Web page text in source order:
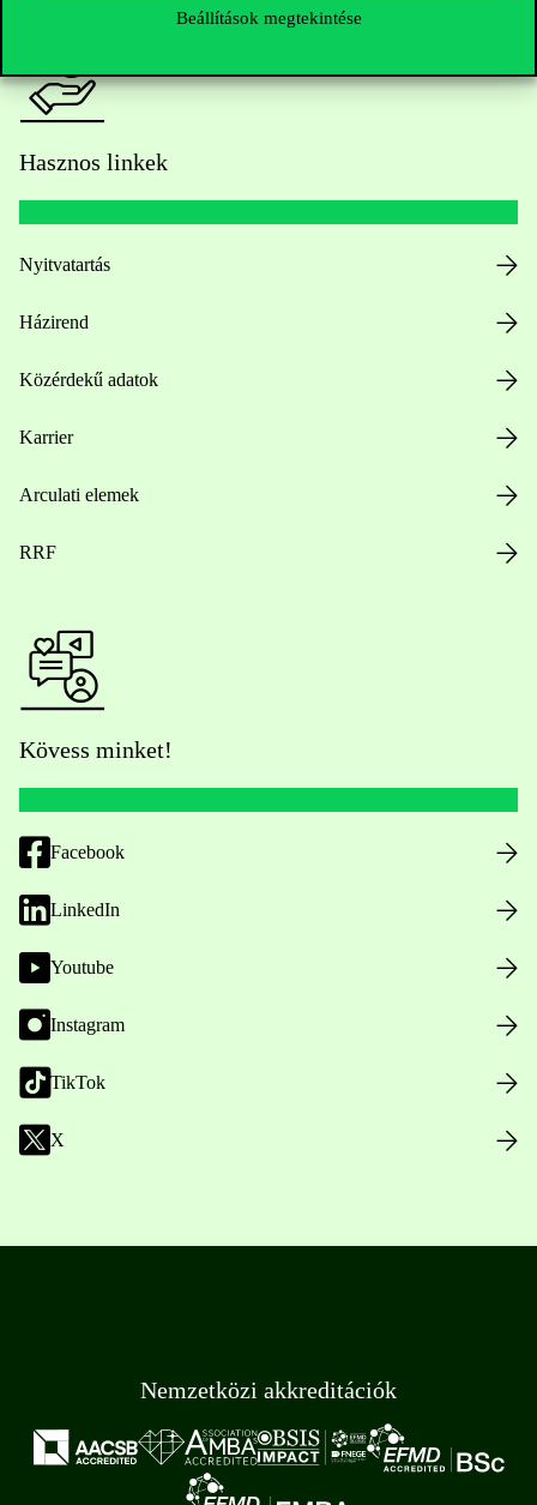
Beállítások megtekintése
Hasznos linkek
Nyitvatartás
Házirend
Közérdekű adatok
Karrier
Arculati elemek
RRF
Kövess minket!
Facebook
LinkedIn
Youtube
Instagram
TikTok
X
Nemzetközi akkreditációk